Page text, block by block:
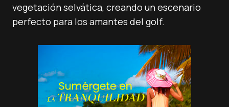
vegetación selvática, creando un escenario
perfecto para los amantes del golf.